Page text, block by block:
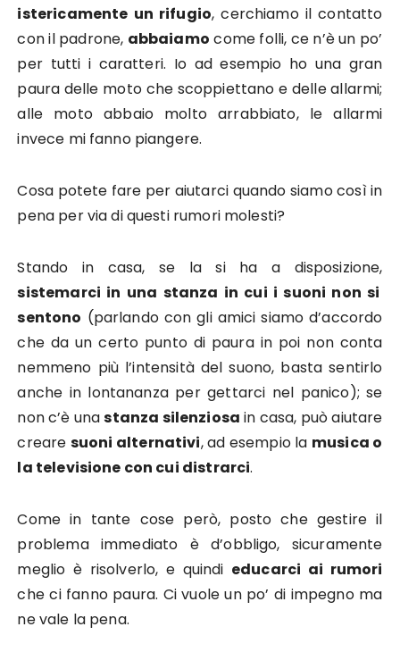
istericamente un rifugio, cerchiamo il contatto
con il padrone, abbaiamo come folli, ce n’è un po’
per tutti i caratteri. Io ad esempio ho una gran
paura delle moto che scoppiettano e delle allarmi;
alle moto abbaio molto arrabbiato, le allarmi
invece mi fanno piangere.
Cosa potete fare per aiutarci quando siamo così in
pena per via di questi rumori molesti?
Stando in casa, se la si ha a disposizione,
sistemarci in una stanza in cui i suoni non si
sentono (parlando con gli amici siamo d’accordo
che da un certo punto di paura in poi non conta
nemmeno più l’intensità del suono, basta sentirlo
anche in lontananza per gettarci nel panico); se
non c’è unastanza silenziosa in casa, può aiutare
creare suoni alternativi, ad esempio la musica o
la televisione con cui distrarci.
Come in tante cose però, posto che gestire il
problema immediato è d’obbligo, sicuramente
meglio è risolverlo, e quindi educarci ai rumori
che ci fanno paura. Ci vuole un po’ di impegno ma
ne vale la pena.